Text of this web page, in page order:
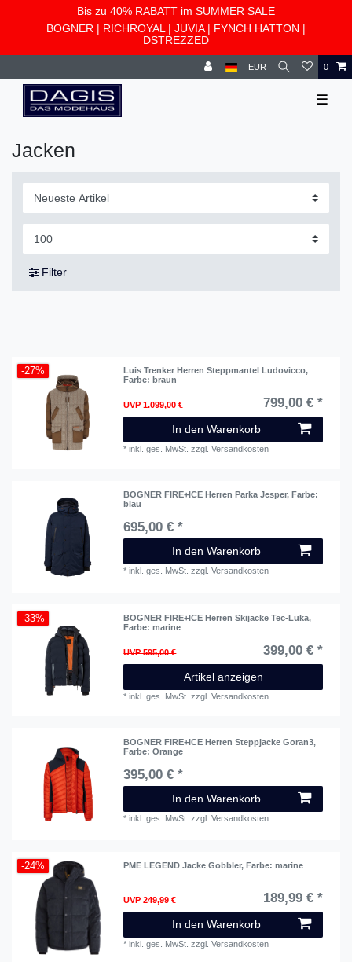
Bis zu 40% RABATT im SUMMER SALE
BOGNER | RICHROYAL | JUVIA| FYNCH HATTON |
DSTREZZED
EUR 0
☰
Jacken
Filter
-27% Luis Trenker Herren Steppmantel Ludovicco,
Farbe: braun
UVP 1.099,00 € 799,00 € *
In den Warenkorb
*inkl. ges. MwSt. zzgl.Versandkosten
BOGNER FIRE+ICE Herren Parka Jesper, Farbe:
blau
695,00 € *
In den Warenkorb
*inkl. ges. MwSt. zzgl.Versandkosten
-33% BOGNER FIRE+ICE Herren Skijacke Tec-Luka,
Farbe: marine
UVP 595,00 € 399,00 € *
Artikel anzeigen
*inkl. ges. MwSt. zzgl.Versandkosten
BOGNER FIRE+ICE Herren Steppjacke Goran3,
Farbe: Orange
395,00 € *
In den Warenkorb
*inkl. ges. MwSt. zzgl.Versandkosten
-24% PME LEGEND Jacke Gobbler, Farbe: marine
UVP 249,99 € 189,99 € *
In den Warenkorb
*inkl. ges. MwSt. zzgl.Versandkosten